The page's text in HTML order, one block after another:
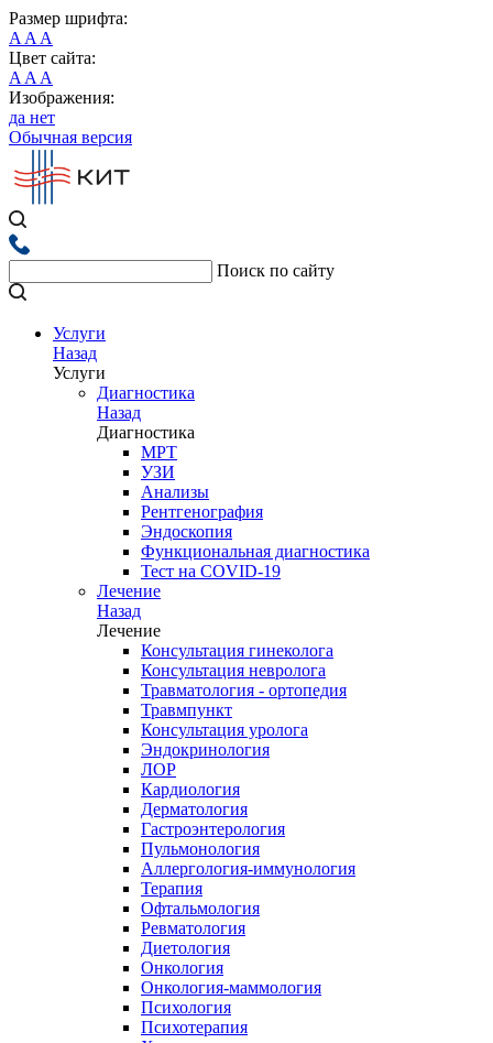
Размер шрифта:
A A A
Цвет сайта:
A A A
Изображения:
да нет
Обычная версия
Поиск по сайту
Услуги
Назад
Услуги
Диагностика
Назад
Диагностика
МРТ
УЗИ
Анализы
Рентгенография
Эндоскопия
Функциональная диагностика
Тест на COVID-19
Лечение
Назад
Лечение
Консультация гинеколога
Консультация невролога
Травматология - ортопедия
Травмпункт
Консультация уролога
Эндокринология
ЛОР
Кардиология
Дерматология
Гастроэнтерология
Пульмонология
Аллергология-иммунология
Терапия
Офтальмология
Ревматология
Диетология
Онкология
Онкология-маммология
Психология
Психотерапия